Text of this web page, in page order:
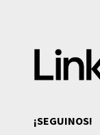
¡SEGUINOS!